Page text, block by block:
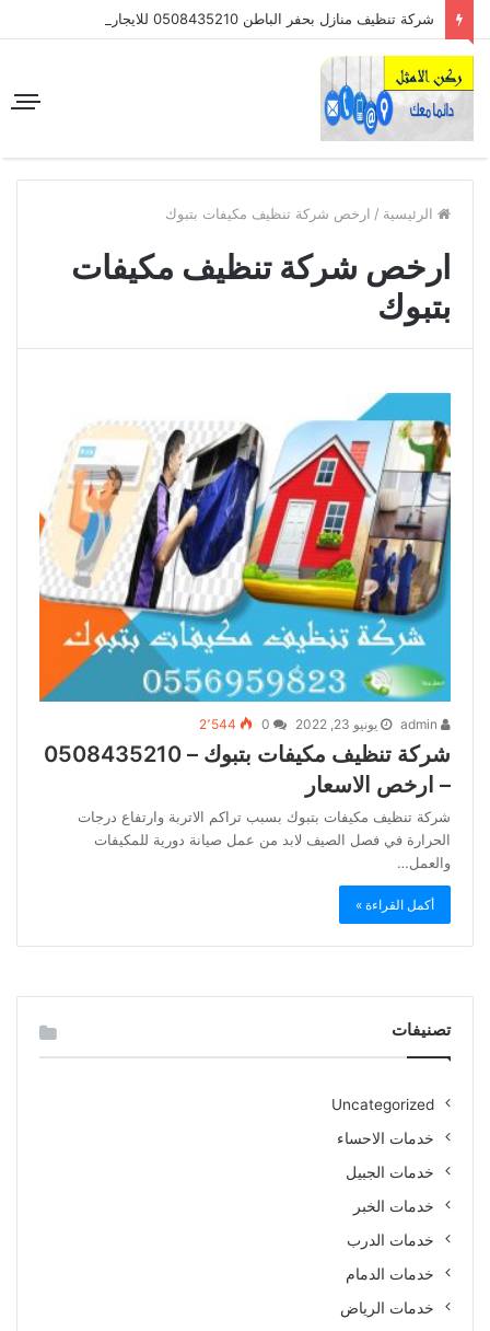
شركة تنظيف منازل بحفر الباطن 0508435210 للايجار
الرئيسية / ارخص شركة تنظيف مكيفات بتبوك
ارخص شركة تنظيف مكيفات
بتبوك
يونيو 23, 2022 2٬544
شركة تنظيف مكيفات بتبوك – 0508435210
– ارخص الاسعار
شركة تنظيف مكيفات بتبوك بسبب تراكم الاتربة وارتفاع درجات
الحرارة في فصل الصيف لابد من عمل صيانة دورية للمكيفات
والعمل…
أكمل القراءة »
تصنيفات
Uncategorized
خدمات الاحساء
خدمات الجبيل
خدمات الخبر
خدمات الدرب
خدمات الدمام
خدمات الرياض